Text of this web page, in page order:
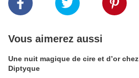
Vous aimerez aussi
​​​​​​​Une nuit magique de cire et d’or chez
Diptyque